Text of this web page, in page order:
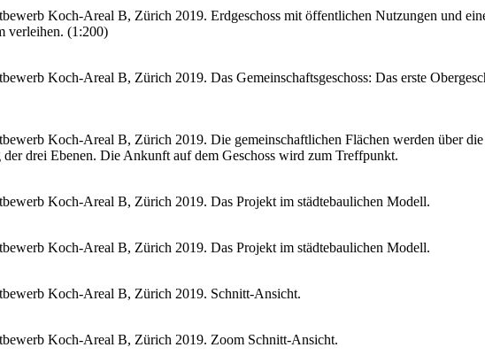
Koch-Areal B, Zürich 2019. Erdgeschoss mit öffentlichen Nutzungen und
verleihen. (1:200)
Koch-Areal B, Zürich 2019. Das Gemeinschaftsgeschoss: Das erste
Koch-Areal B, Zürich 2019. Die gemeinschaftlichen Flächen werden über
drei Ebenen. Die Ankunft auf dem Geschoss wird zum Treffpunkt.
Koch-Areal B, Zürich 2019. Das Projekt im städtebaulichen Modell.
Koch-Areal B, Zürich 2019. Das Projekt im städtebaulichen Modell.
Koch-Areal B, Zürich 2019. Schnitt-Ansicht.
Koch-Areal B, Zürich 2019. Zoom Schnitt-Ansicht.